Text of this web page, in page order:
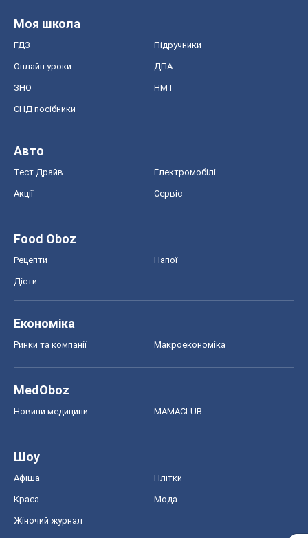
Моя школа
ГДЗ Підручники
Онлайн уроки ДПА
ЗНО НМТ
СНД посібники
Авто
Тест Драйв Електромобілі
Акції Сервіс
Food Oboz
Рецепти Напої
Дієти
Економіка
Ринки та компанії Макроекономіка
MedOboz
Новини медицини MAMACLUB
Шоу
Афіша Плітки
Краса Мода
Жіночий журнал